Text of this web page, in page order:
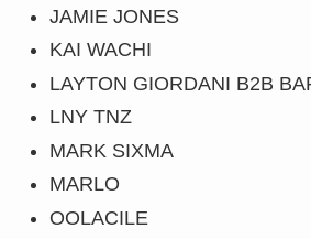
JAMIE JONES
KAI WACHI
LAYTON GIORDANI B2B
LNY TNZ
MARK SIXMA
MARLO
OOLACILE